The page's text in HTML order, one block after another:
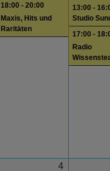
18:00 - 20:00
Maxis, Hits und
Raritäten
13:00 -
Studio
17:00 -
Radio
4